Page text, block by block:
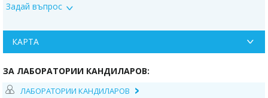
от 92%. Ако имате притеснителни симптоми в храносмилателната
В началото на развитието на колоректалния рак има соматични - т.е.
отстраняват в изпражненията, тяхната ДНК може да бъде открита в
Задай въпрос
КАРТА
ЗА ЛАБОРАТОРИИ КАНДИЛАРОВ:
ЛАБОРАТОРИИ КАНДИЛАРОВ